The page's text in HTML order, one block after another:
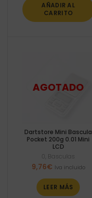
AÑADIR AL
CARRITO
Dartstore Mini Bascula
Pocket 200g 0.01 Mini
LCD
0 Basculas
9,76€ Iva incluido
LEER MÁS